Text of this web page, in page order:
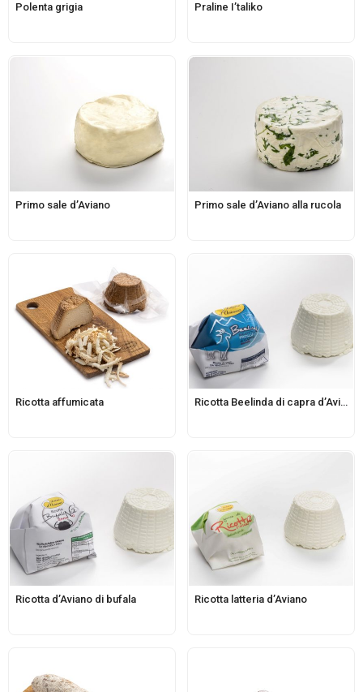
Polenta grigia Praline I’taliko
Primo sale d’Aviano Primo sale d’Aviano alla rucola
Ricotta affumicata Ricotta Beelinda di capra d’Aviano
Ricotta d’Aviano di bufala Ricotta latteria d’Aviano